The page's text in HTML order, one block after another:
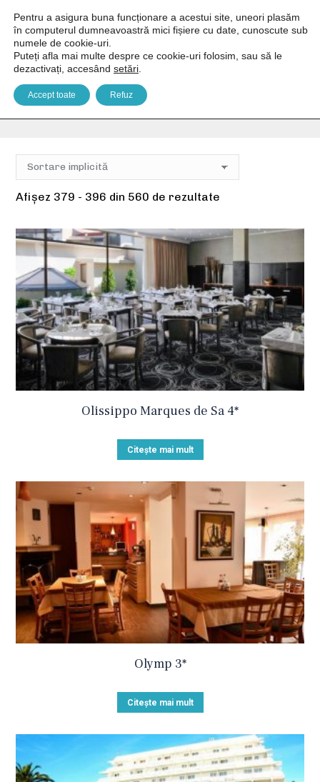
Facilități pers. cu dizabilități
Afișez 379 - 396 din 560 de rezultate
Olissippo Marques de Sa 4*
Citește mai mult
Olymp 3*
Citește mai mult
Pentru a asigura buna funcționare a acestui site, uneori plasăm
în computerul dumneavoastră mici fișiere cu date, cunoscute sub
numele de cookie-uri.
Puteți afla mai multe despre ce cookie-uri folosim, sau să le
dezactivați, accesând setări
Accept toate Refuz